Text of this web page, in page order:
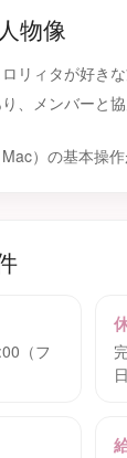
物像
リィタが好き
、メンバーと
）の基本操
（フ